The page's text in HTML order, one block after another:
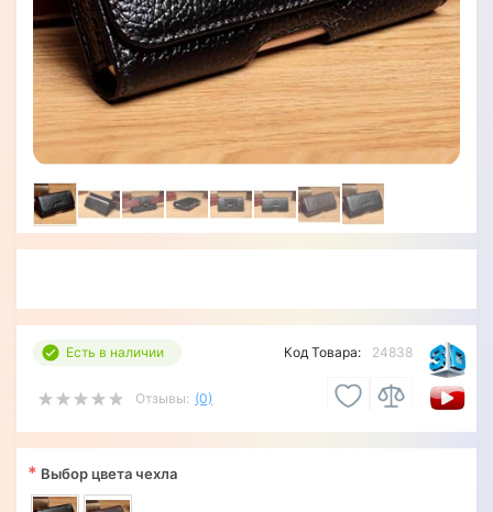
Есть в наличии
Отзывы: (0)
Код Товара: 24838
* Выбор цвета чехла